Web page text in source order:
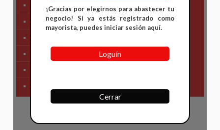
Tren Delantero
Partes de Motor
¡Gracias por elegirnos para abastecer tu
negocio! Si ya estás registrado como
mayorista, puedes iniciar sesión aquí.
Loguín
Cerrar